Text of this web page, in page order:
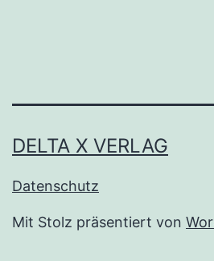
DELTA X VERLAG
Datenschutz
Mit Stolz präsentiert von